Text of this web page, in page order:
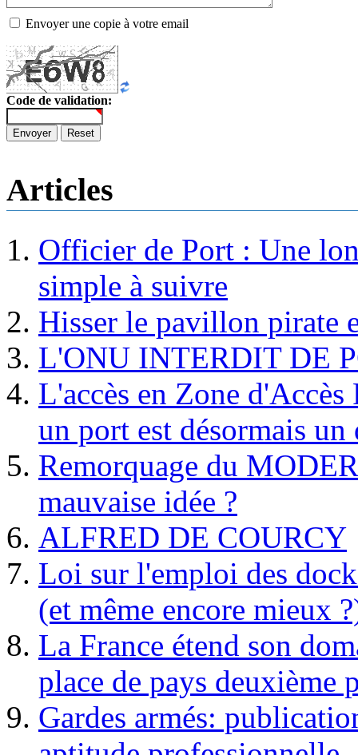
Envoyer une copie à votre email
Code de validation:
Envoyer Reset
Articles
Officier de Port : Une
simple à suivre
Hisser le pavillon pirate
L'ONU INTERDIT DE
L'accès en Zone
un port est désormais un
Remorquage du
mauvaise idée ?
ALFRED DE COURCY
Loi sur l'emploi des
(et même encore mieux
La France étend son
place de pays deuxième
Gardes armés: